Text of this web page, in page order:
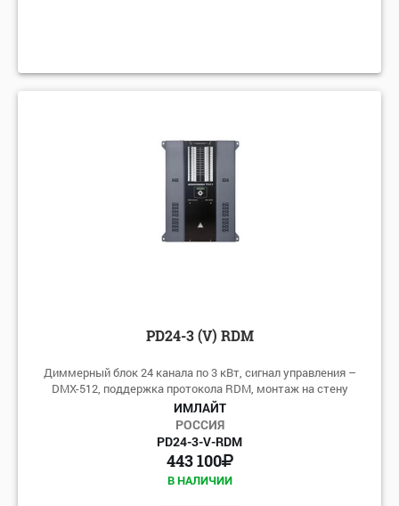
PD24-3 (V) RDM
Диммерный блок 24 канала по 3 кВт, сигнал управления –
DMX-512, поддержка протокола RDM, монтаж на стену
ИМЛАЙТ
РОССИЯ
PD24-3-V-RDM
443 100
В НАЛИЧИИ